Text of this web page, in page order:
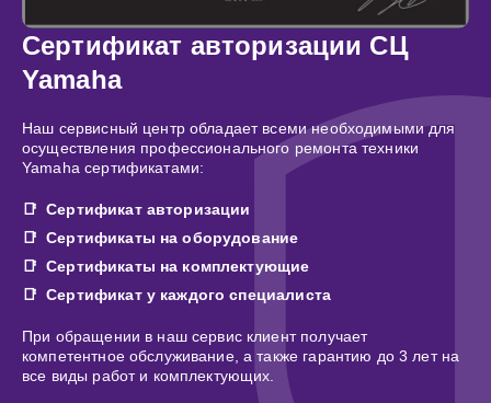
Сертификат авторизации СЦ
Yamaha
Наш сервисный центр обладает всеми необходимыми для
осуществления профессионального ремонта техники
Yamaha сертификатами:
Сертификат авторизации
Сертификаты на оборудование
Сертификаты на комплектующие
Сертификат у каждого специалиста
При обращении в наш сервис клиент получает
компетентное обслуживание, а также гарантию до 3 лет на
все виды работ и комплектующих.